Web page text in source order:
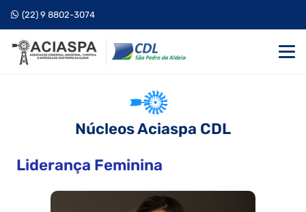
(22) 9 8802-3074
Núcleos Aciaspa CDL
Liderança Feminina